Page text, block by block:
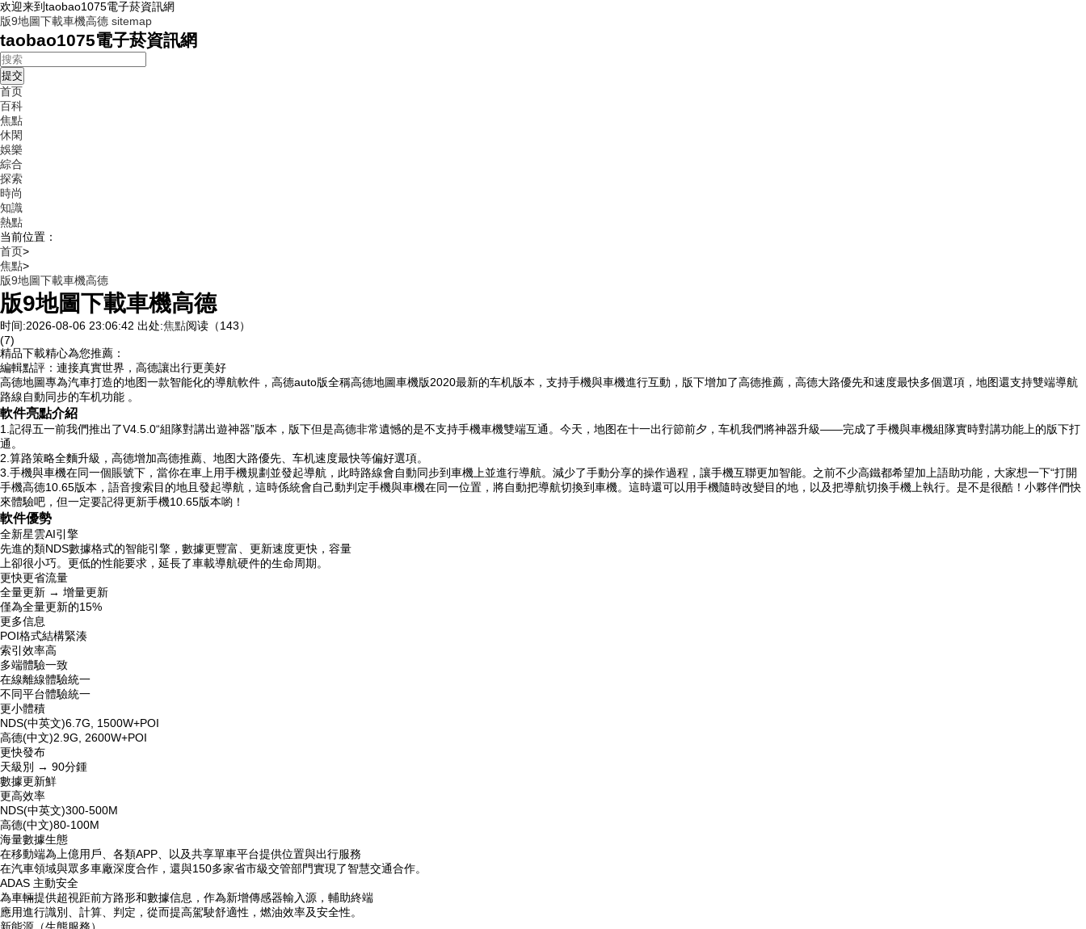
欢迎来到taobao1075電子菸資訊網
版9地圖下載車機高德 sitemap
taobao1075電子菸資訊網
首页
百科
焦點
休閑
娛樂
綜合
探索
時尚
知識
熱點
当前位置：
首页>
焦點>
版9地圖下載車機高德
版9地圖下載車機高德
时间:2026-08-06 23:06:42 出处:焦點阅读（143）
(7)
精品下載精心為您推薦：
編輯點評：連接真實世界，高德讓出行更美好
高德地圖專為汽車打造的地图一款智能化的導航軟件，高德auto版全稱高德地圖車機版2020最新的车机版本，支持手機與車機進行互動，版下增加了高德推薦，高德大路優先和速度最快多個選項，地图還支持雙端導航
路線自動同步的车机功能 。
軟件亮點介紹
1.記得五一前我們推出了V4.5.0“組隊對講出遊神器”版本，版下但是高德非常遺憾的是不支持手機車機雙端互通。今天，地图在十一出行節前夕，车机我們將神器升級——完成了手機與車機組隊實時對講功能上的版下打
通。
2.算路策略全麵升級，高德增加高德推薦、地图大路優先、车机速度最快等偏好選項。
3.手機與車機在同一個賬號下，當你在車上用手機規劃並發起導航，此時路線會自動同步到車機上並進行導航。減少了手動分享的操作過程，讓手機互聯更加智能。之前不少高鐵都希望加上語助功能， 大家想一下“打開
手機高德10.65版本，語音搜索目的地且發起導航，這時係統會自己動判定手機與車機在同一位置，將自動把導航切換到車機。這時還可以用手機隨時改變目的地，以及把導航切換手機上執行。是不是很酷！小夥伴們快
來體驗吧，但一定要記得更新手機10.65版本喲！
軟件優勢
全新星雲AI引擎
先進的類NDS數據格式的智能引擎，數據更豐富、更新速度更快，容量
上卻很小巧。更低的性能要求，延長了車載導航硬件的生命周期。
更快更省流量
全量更新 → 增量更新
僅為全量更新的15%
更多信息
POI格式結構緊湊
索引效率高
多端體驗一致
在線離線體驗統一
不同平台體驗統一
更小體積
NDS(中英文)6.7G, 1500W+POI
高德(中文)2.9G, 2600W+POI
更快發布
天級別 → 90分鍾
數據更新鮮
更高效率
NDS(中英文)300-500M
高德(中文)80-100M
海量數據生態
在移動端為上億用戶、各類APP、以及共享單車平台提供位置與出行服務
在汽車領域與眾多車廠深度合作，還與150多家省市級交管部門實現了智慧交通合作。
ADAS 主動安全
為車輛提供超視距前方路形和數據信息，作為新增傳感器輸入源，輔助終端
應用進行識別、計算、判定，從而提高駕駛舒適性，燃油效率及安全性。